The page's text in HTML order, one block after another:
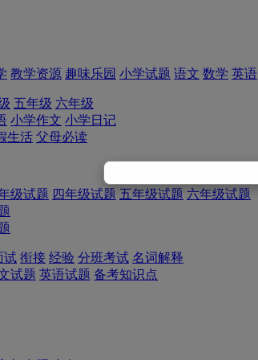
教学资源 趣味乐园 小学试题 语文 数学 英语
五年级 六年级
小学作文 小学日记
生活 父母必读
级试题 四年级试题 五年级试题 六年级试题
试 衔接 经验 分班考试 名词解释
试题 英语试题 备考知识点